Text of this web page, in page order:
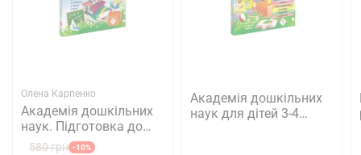
Олена Карпенко
Академія дошкільних
наук. Підготовка до
школи
580 грн -10%
Академія дошкільних
наук для дітей 3-4